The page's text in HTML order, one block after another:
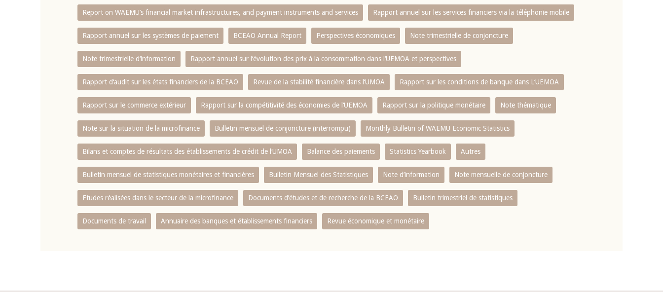
Report on WAEMU’s financial market infrastructures, and payment instruments and services Rapport annuel sur les services financiers via la téléphonie mobile
Rapport annuel sur les systèmes de paiement BCEAO Annual Report Perspectives économiques Note trimestrielle de conjoncture
Note trimestrielle d‘information Rapport annuel sur l‘évolution des prix à la consommation dans l‘UEMOA et perspectives
Rapport d‘audit sur les états financiers de la BCEAO Revue de la stabilité financière dans l‘UMOA Rapport sur les conditions de banque dans L‘UEMOA
Rapport sur le commerce extérieur Rapport sur la compétitivité des économies de l‘UEMOA Rapport sur la politique monétaire Note thématique
Note sur la situation de la microfinance Bulletin mensuel de conjoncture (interrompu) Monthly Bulletin of WAEMU Economic Statistics
Bilans et comptes de résultats des établissements de crédit de l‘UMOA Balance des paiements Statistics Yearbook Autres
Bulletin mensuel de statistiques monétaires et financières Bulletin Mensuel des Statistiques Note d’information Note mensuelle de conjoncture
Etudes réalisées dans le secteur de la microfinance Documents d’études et de recherche de la BCEAO Bulletin trimestriel de statistiques
Documents de travail Annuaire des banques et établissements financiers Revue économique et monétaire